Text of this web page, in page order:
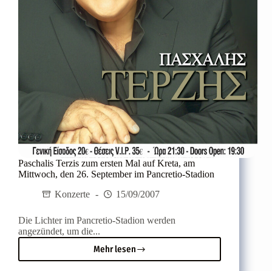
Paschalis Terzis zum ersten Mal auf Kreta, am
Mittwoch, den 26. September im Pancretio-Stadion
Konzerte
15/09/2007
Die Lichter im Pancretio-Stadion werden
angezündet, um die...
Mehr lesen
Paschalis
Terzis